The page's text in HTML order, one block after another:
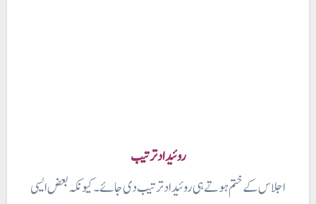
روئیداد ترتیب
اجلاس کے ختم ہوتے ہی روئیداد ترتیب دی جائے ۔ کیونکہ بعض ایسی